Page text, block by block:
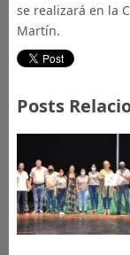
se realizará en la
Martín.
Posts